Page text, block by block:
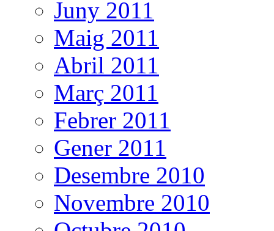
Juny 2011
Maig 2011
Abril 2011
Març 2011
Febrer 2011
Gener 2011
Desembre 2010
Novembre 2010